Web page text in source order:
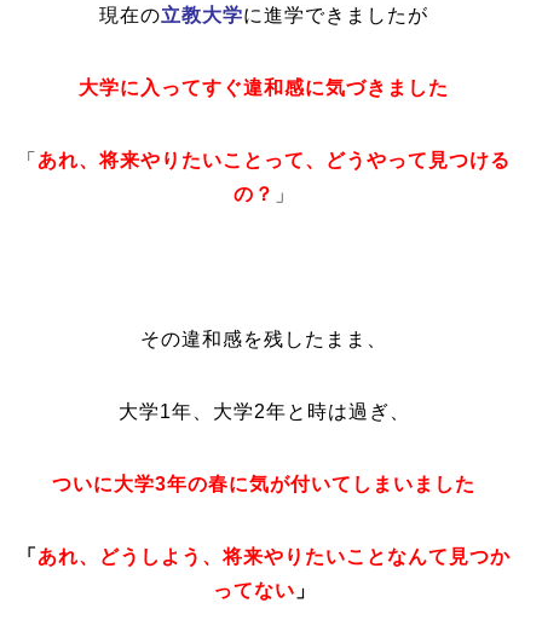
現在の立教大学に進学できましたが
大学に入ってすぐ違和感に気づきました
「 あれ、将来やりたいことって、どうやって見つける
の？ 」
その違和感を残したまま、
大学1年、大学2年と時は過ぎ、
ついに大学3年の春に気が付いてしまいました
「 あれ、どうしよう、将来やりたいことなんて見つか
ってない 」